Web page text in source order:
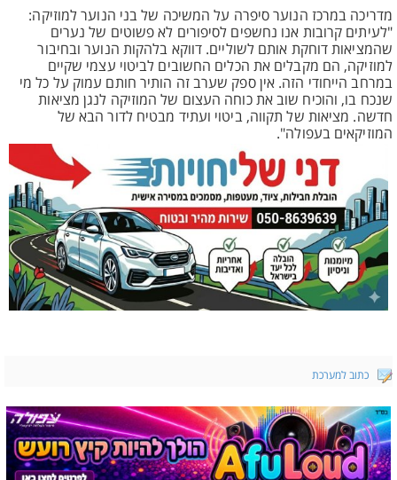
מדריכה במרכז הנוער סיפרה על המשיכה של בני הנוער למוזיקה:
"לעיתים קרובות אנו נחשפים לסיפורים לא פשוטים של נערים
שהמציאות דוחקת אותם לשוליים. דווקא בלהקות הנוער ובחיבור
למוזיקה, הם מקבלים את הכלים החשובים לביטוי עצמי שקיים
במרחב הייחודי הזה. אין ספק שערב זה הותיר חותם עמוק על כל מי
שנכח בו, והוכיח שוב את כוחה העצום של המוזיקה לנגן מציאות
חדשה. מציאות של תקווה, ביטוי ועתיד מבטיח לדור הבא של
המוזיקאים בעפולה".
כתוב למערכת